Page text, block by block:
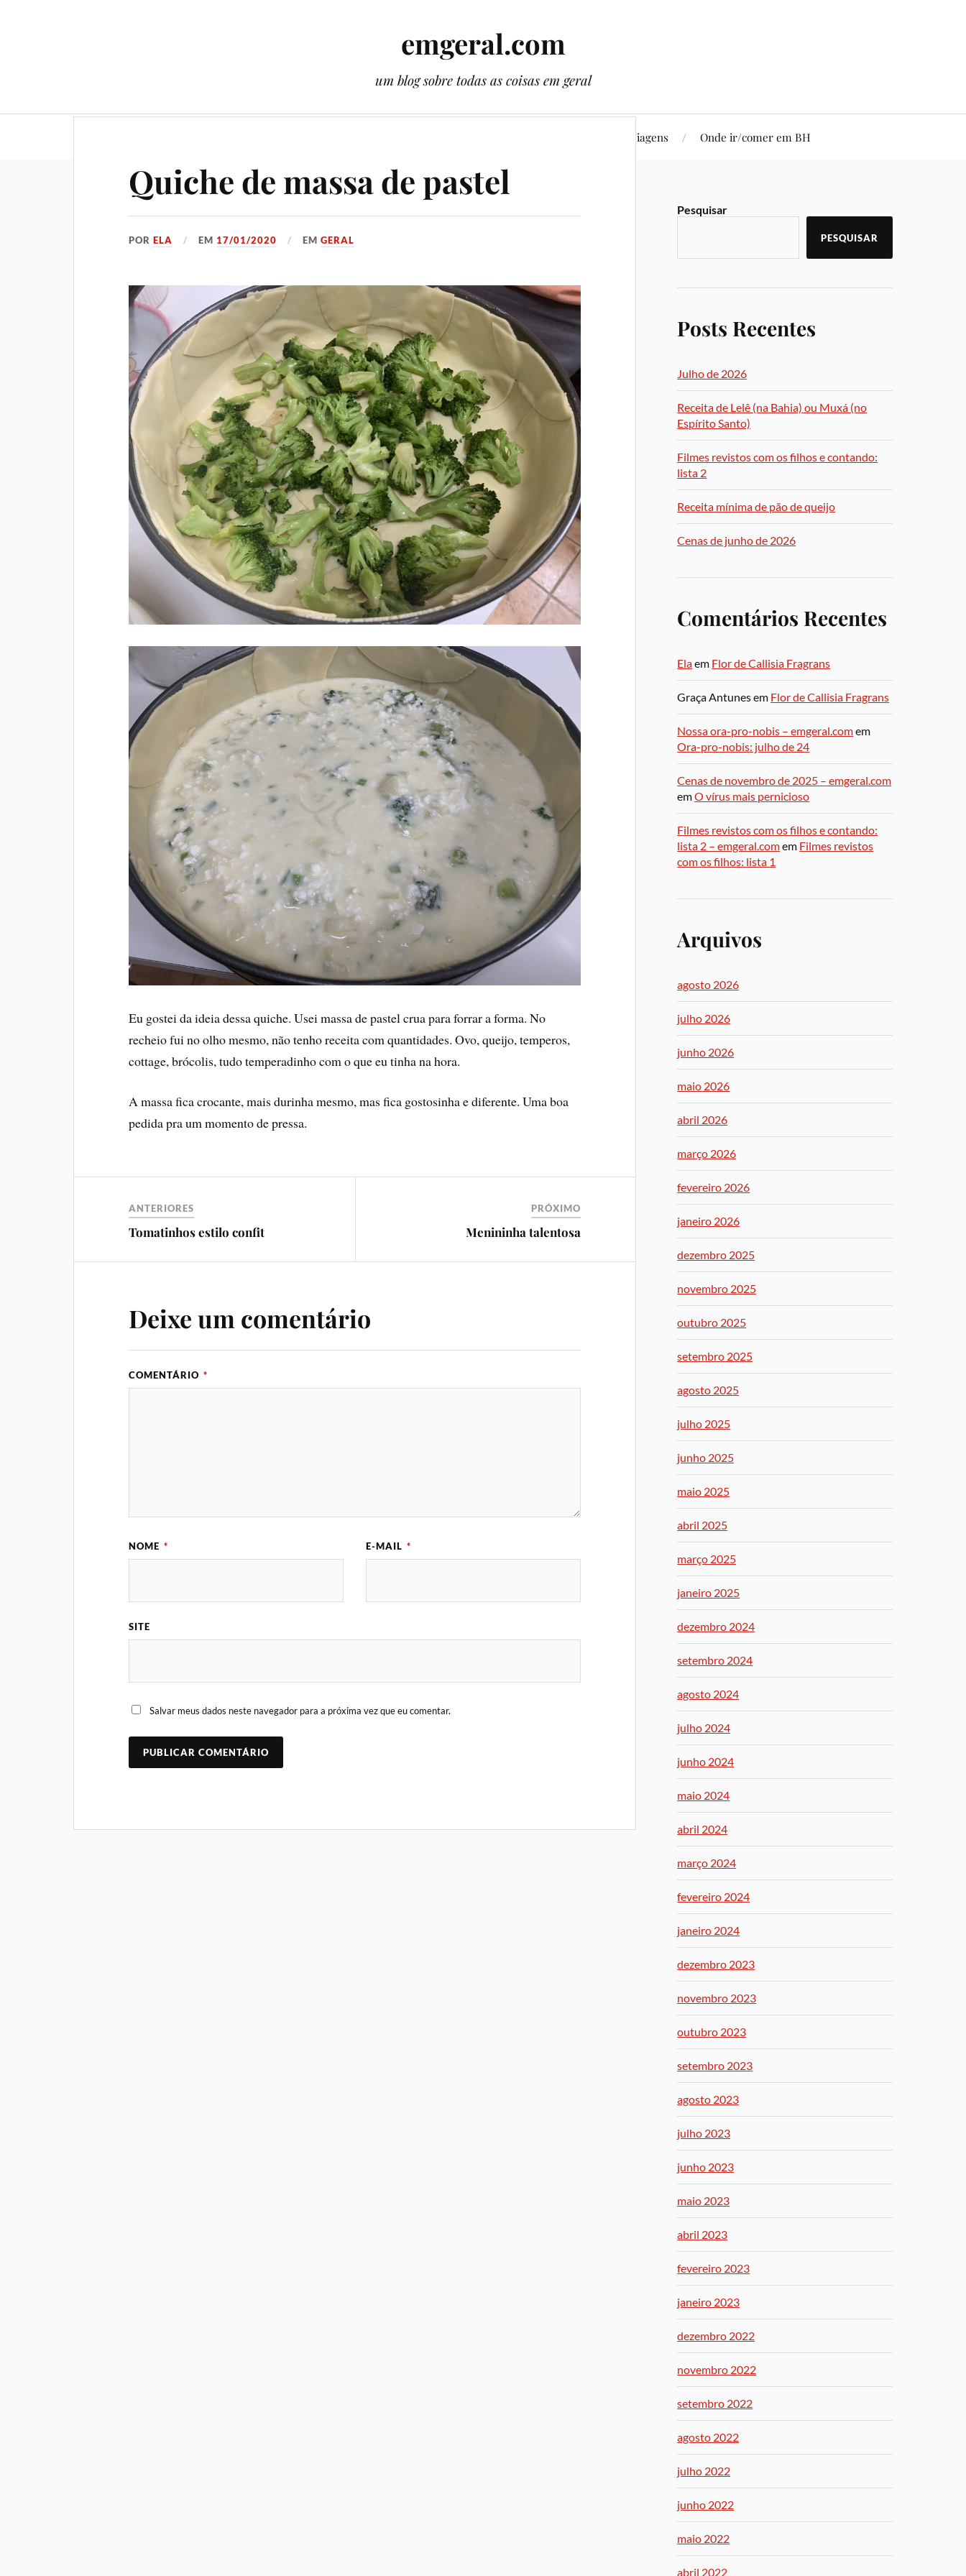
emgeral.com
um blog sobre todas as coisas em geral
Viagens Onde ir/comer em BH
Quiche de massa de pastel
PORELA EM 17/01/2020 EMGERAL
Eu gostei da ideia dessa quiche. Usei massa de pastel crua para forrar a forma. No
recheio fui no olho mesmo, não tenho receita com quantidades. Ovo, queijo, temperos,
cottage, brócolis, tudo temperadinho com o que eu tinha na hora.
A massa fica crocante, mais durinha mesmo, mas fica gostosinha e diferente. Uma boa
pedida pra um momento de pressa.
ANTERIORES
Tomatinhos estilo confit
PRÓXIMO
Menininha talentosa
Deixe um comentário
COMENTÁRIO *
NOME * E-MAIL *
SITE
Salvar meus dados neste navegador para a próxima vez que eu comentar.
Pesquisar
PESQUISAR
Posts Recentes
Julho de 2026
Receita de Lelê (na Bahia) ou Muxá (no
Espírito Santo)
Filmes revistos com os filhos e contando:
lista 2
Receita mínima de pão de queijo
Cenas de junho de 2026
Comentários Recentes
Elaem Flor de Callisia Fragrans
Graça Antunesem Flor de Callisia Fragrans
Nossa ora-pro-nobis – emgeral.comem
Ora-pro-nobis: julho de 24
Cenas de novembro de 2025 – emgeral.com
emO vírus mais pernicioso
Filmes revistos com os filhos e contando:
lista 2 – emgeral.comem Filmes revistos
com os filhos: lista 1
Arquivos
agosto 2026
julho 2026
junho 2026
maio 2026
abril 2026
março 2026
fevereiro 2026
janeiro 2026
dezembro 2025
novembro 2025
outubro 2025
setembro 2025
agosto 2025
julho 2025
junho 2025
maio 2025
abril 2025
março 2025
janeiro 2025
dezembro 2024
setembro 2024
agosto 2024
julho 2024
junho 2024
maio 2024
abril 2024
março 2024
fevereiro 2024
janeiro 2024
dezembro 2023
novembro 2023
outubro 2023
setembro 2023
agosto 2023
julho 2023
junho 2023
maio 2023
abril 2023
fevereiro 2023
janeiro 2023
dezembro 2022
novembro 2022
setembro 2022
agosto 2022
julho 2022
junho 2022
maio 2022
abril 2022